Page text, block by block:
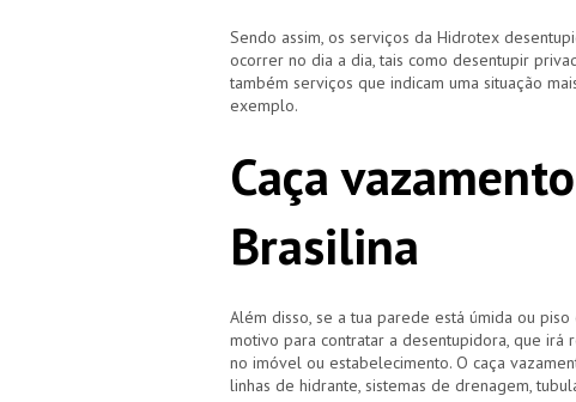
Sendo assim, os serviços da Hidrotex
ocorrer no dia a dia, tais como desentupir
também serviços que indicam uma situação
exemplo.
Caça
Brasilina
Além disso, se a tua parede está úmida ou
motivo para contratar a desentupidora, que irá
no imóvel ou estabelecimento. O caça
linhas de hidrante, sistemas de drenagem,